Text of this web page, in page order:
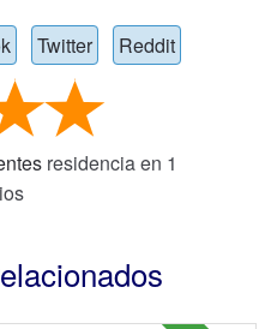
Twitter Reddit
residencia en 1